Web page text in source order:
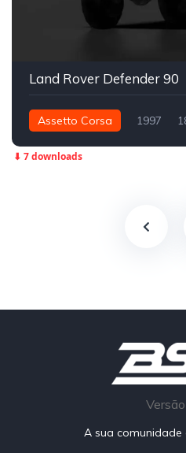
Land Rover Defender 90
Assetto Corsa 1997
⬇ 7 downloads
A sua comunidade